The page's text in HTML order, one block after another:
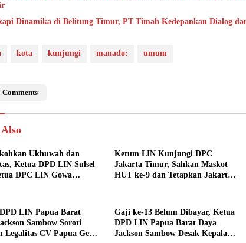
Dinamika di Belitung Timur, PT Timah Kedepankan Dialog
kota kunjungi manado: umum
Comments
Ukhuwah dan
Ketua DPD LIN Sulsel
DPC LIN Gowa
Ketum LIN Kunjungi DPC
Jakarta Timur, Sahkan Maskot
HUT ke-9 dan Tetapkan Jakarta
LIN Papua Barat
Sambow Soroti
Legalitas CV Papua Geo
Gaji ke-13 Belum Dibayar, Ketua
DPD LIN Papua Barat Daya
Jackson Sambow Desak Kepala